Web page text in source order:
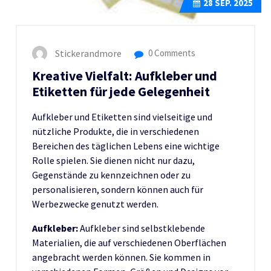
28 SEP. 2025
Stickerandmore 0 Comments
Kreative Vielfalt: Aufkleber und
Etiketten für jede Gelegenheit
Aufkleber und Etiketten sind vielseitige und
nützliche Produkte, die in verschiedenen
Bereichen des täglichen Lebens eine wichtige
Rolle spielen. Sie dienen nicht nur dazu,
Gegenstände zu kennzeichnen oder zu
personalisieren, sondern können auch für
Werbezwecke genutzt werden.
Aufkleber:Aufkleber sind selbstklebende
Materialien, die auf verschiedenen Oberflächen
angebracht werden können. Sie kommen in